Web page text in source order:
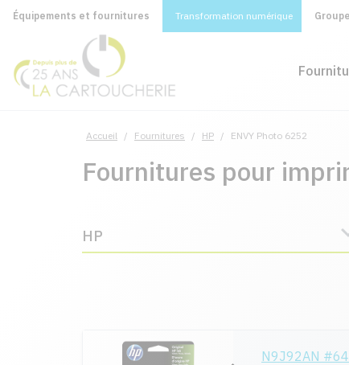
Équipements et fournitures Transformation numérique
Accueil / Fournitures / HP / ENVY Photo 6252
Fournitures pour
HP
N9J92AN